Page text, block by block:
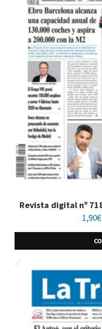
Revista digital nº
1,90€